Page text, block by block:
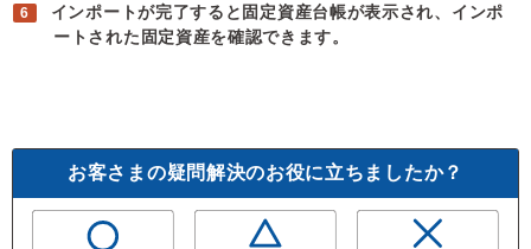
インポートが完了すると固定資産台帳が表示され、インポ
ートされた固定資産を確認できます。
お客さまの疑問解決のお役に立ちましたか？